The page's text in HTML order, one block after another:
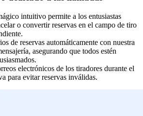
intuitivo permite a los entusiastas
o convertir reservas en el campo de tiro
de reservas automáticamente con nuestra
asegurando que todos estén
electrónicos de los tiradores durante el
para evitar reservas inválidas.